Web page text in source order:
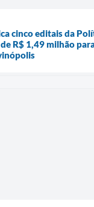
cinco editais da
R$ 1,49 milhão